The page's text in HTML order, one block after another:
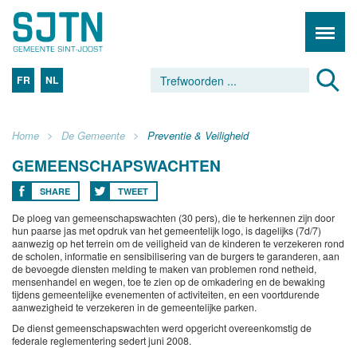
FR NL
Home De Gemeente Preventie & Veiligheid
GEMEENSCHAPSWACHTEN
SHARE TWEET
De ploeg van gemeenschapswachten (30 pers), die te herkennen zijn door
hun paarse jas met opdruk van het gemeentelijk logo, is dagelijks (7d/7)
aanwezig op het terrein om de veiligheid van de kinderen te verzekeren rond
de scholen, informatie en sensibilisering van de burgers te garanderen, aan
de bevoegde diensten melding te maken van problemen rond netheid,
mensenhandel en wegen, toe te zien op de omkadering en de bewaking
tijdens gemeentelijke evenementen of activiteiten, en een voortdurende
aanwezigheid te verzekeren in de gemeentelijke parken.
De dienst gemeenschapswachten werd opgericht overeenkomstig de
federale reglementering sedert juni 2008.